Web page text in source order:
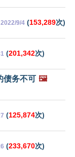
2022/9/4 (153,289次)
(201,342次)
债务不可 🖼️
(125,874次)
(233,670次)